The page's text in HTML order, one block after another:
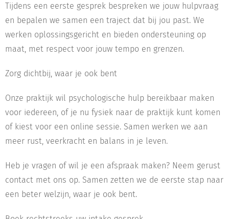
Tijdens een eerste gesprek bespreken we jouw hulpvraag
en bepalen we samen een traject dat bij jou past. We
werken oplossingsgericht en bieden ondersteuning op
maat, met respect voor jouw tempo en grenzen.
Zorg dichtbij, waar je ook bent
Onze praktijk wil psychologische hulp bereikbaar maken
voor iedereen, of je nu fysiek naar de praktijk kunt komen
of kiest voor een online sessie. Samen werken we aan
meer rust, veerkracht en balans in je leven.
Heb je vragen of wil je een afspraak maken? Neem gerust
contact met ons op. Samen zetten we de eerste stap naar
een beter welzijn, waar je ook bent.